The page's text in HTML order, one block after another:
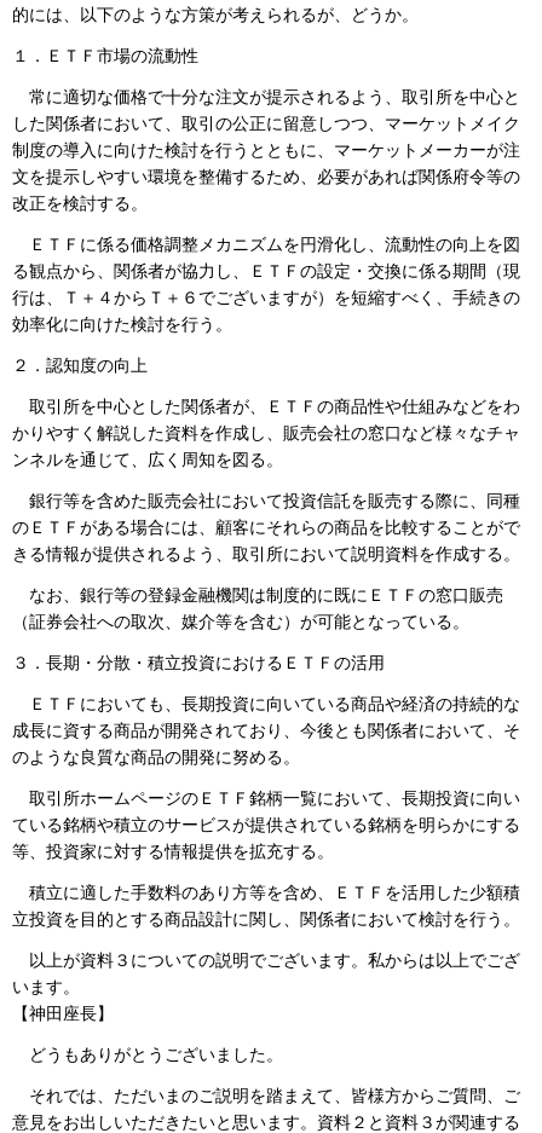
的には、以下のような方策が考えられるが、どうか。
１．ＥＴＦ市場の流動性
常に適切な価格で十分な注文が提示されるよう、取引所を中心と
した関係者において、取引の公正に留意しつつ、マーケットメイク
制度の導入に向けた検討を行うとともに、マーケットメーカーが注
文を提示しやすい環境を整備するため、必要があれば関係府令等の
改正を検討する。
ＥＴＦに係る価格調整メカニズムを円滑化し、流動性の向上を図
る観点から、関係者が協力し、ＥＴＦの設定・交換に係る期間（現
行は、Ｔ＋４からＴ＋６でございますが）を短縮すべく、手続きの
効率化に向けた検討を行う。
２．認知度の向上
取引所を中心とした関係者が、ＥＴＦの商品性や仕組みなどをわ
かりやすく解説した資料を作成し、販売会社の窓口など様々なチャ
ンネルを通じて、広く周知を図る。
銀行等を含めた販売会社において投資信託を販売する際に、同種
のＥＴＦがある場合には、顧客にそれらの商品を比較することがで
きる情報が提供されるよう、取引所において説明資料を作成する。
なお、銀行等の登録金融機関は制度的に既にＥＴＦの窓口販売
（証券会社への取次、媒介等を含む）が可能となっている。
３．長期・分散・積立投資におけるＥＴＦの活用
ＥＴＦにおいても、長期投資に向いている商品や経済の持続的な
成長に資する商品が開発されており、今後とも関係者において、そ
のような良質な商品の開発に努める。
取引所ホームページのＥＴＦ銘柄一覧において、長期投資に向い
ている銘柄や積立のサービスが提供されている銘柄を明らかにする
等、投資家に対する情報提供を拡充する。
積立に適した手数料のあり方等を含め、ＥＴＦを活用した少額積
立投資を目的とする商品設計に関し、関係者において検討を行う。
以上が資料３についての説明でございます。私からは以上でござ
います。
【神田座長】
どうもありがとうございました。
それでは、ただいまのご説明を踏まえて、皆様方からご質問、ご
意見をお出しいただきたいと思います。資料２と資料３が関連する